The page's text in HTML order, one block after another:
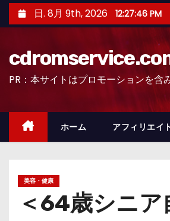
ン
ッ
日. 8月 9th, 2026 12:27:47 PM
PR：本サイトはプロモーションを含
ホーム アフィリエイ
美容・健康
＜64歳シニ